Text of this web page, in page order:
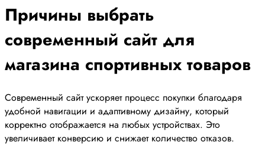
Причины выбрать
современный сайт для
магазина спортивных товаров
Современный сайт ускоряет процесс покупки благодаря
удобной навигации и адаптивному дизайну, который
корректно отображается на любых устройствах. Это
увеличивает конверсию и снижает количество отказов.